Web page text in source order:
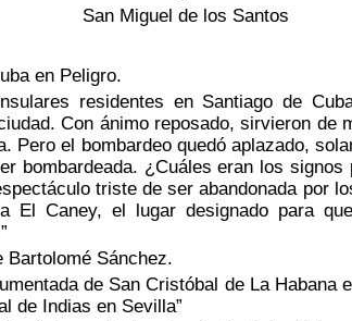
San Miguel de los Santos
en Peligro.
residentes en Santiago de
Con ánimo reposado, sirvieron
Pero el bombardeo quedó aplazado,
bombardeada. ¿Cuáles eran los
triste de ser abandonada por
El Caney, el lugar designado para
Bartolomé Sánchez.
de San Cristóbal de La
de Indias en Sevilla”